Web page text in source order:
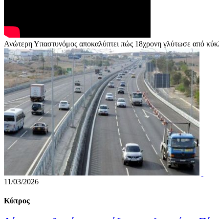
Ανώτερη Υπαστυνόμος αποκαλύπτει πώς 18χρονη γλύτωσε από
11/03/2026
Κύπρος